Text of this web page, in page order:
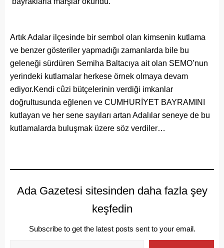
Artık Adalar ilçesinde bir sembol olan kimsenin kutlama
ve benzer gösteriler yapmadığı zamanlarda bile bu
geleneği sürdüren Semiha Baltacıya ait olan SEMO’nun
yerindeki kutlamalar herkese örnek olmaya devam
ediyor.Kendi cûzi bütçelerinin verdiği imkanlar
doğrultusunda eğlenen ve CUMHURİYET BAYRAMINI
kutlayan ve her sene sayıları artan Adalılar seneye de bu
kutlamalarda buluşmak üzere söz verdiler…
Ada Gazetesi sitesinden daha fazla şey
keşfedin
Subscribe to get the latest posts sent to your email.